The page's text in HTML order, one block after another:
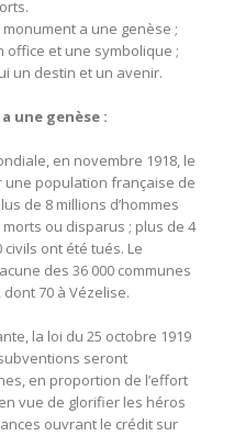
monument a une genèse ;
office et une symbolique ;
un destin et un avenir.
une genèse :
en novembre 1918, le
une population française de
de 8 millions d’hommes
ou disparus ; plus de 4
ont été tués. Le
des 36 000 communes
70 à Vézelise.
la loi du 25 octobre 1919
seront
en proportion de l’effort
vue de glorifier les héros
ouvrant le crédit sur